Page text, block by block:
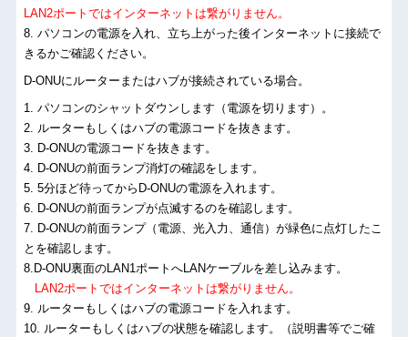
LAN2ポートではインターネットは繋がりません。
8. パソコンの電源を入れ、立ち上がった後インターネットに接続で
きるかご確認ください。
D-ONUにルーターまたはハブが接続されている場合。
1. パソコンのシャットダウンします（電源を切ります）。
2. ルーターもしくはハブの電源コードを抜きます。
3. D-ONUの電源コードを抜きます。
4. D-ONUの前面ランプ消灯の確認をします。
5. 5分ほど待ってからD-ONUの電源を入れます。
6. D-ONUの前面ランプが点滅するのを確認します。
7. D-ONUの前面ランプ（電源、光入力、通信）が緑色に点灯したこ
とを確認します。
8.D-ONU裏面のLAN1ポートへLANケーブルを差し込みます。
LAN2ポートではインターネットは繋がりません。
9. ルーターもしくはハブの電源コードを入れます。
10. ルーターもしくはハブの状態を確認します。（説明書等でご確